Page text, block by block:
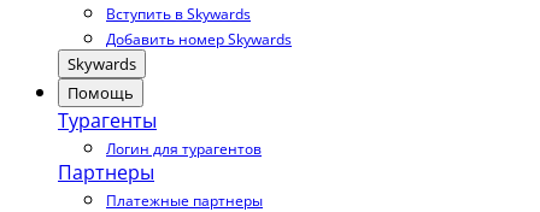
Вступить в Skywards
Добавить номер Skywards
Skywards
Помощь
Турагенты
Логин для турагентов
Партнеры
Платежные партнеры